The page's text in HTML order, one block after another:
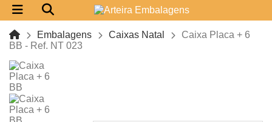
Embalagens Caixas Natal
Caixa Placa + 6
BB - Ref. NT 023